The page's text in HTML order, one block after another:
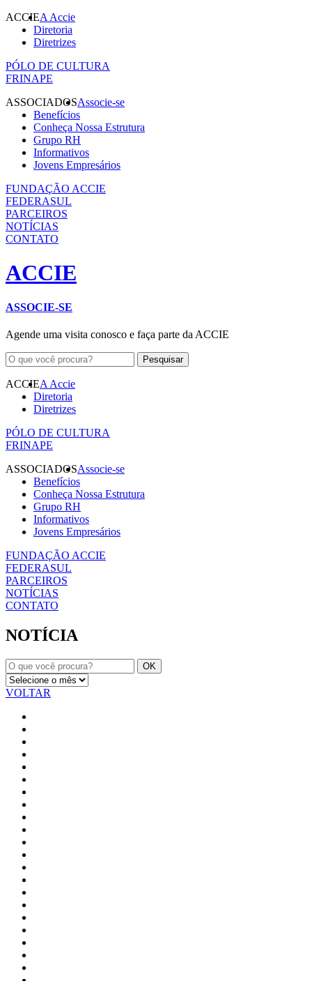
ACCIEA Accie
Diretoria
Diretrizes
PÓLO DE CULTURA
FRINAPE
ASSOCIADOSAssocie-se
Benefícios
Conheça Nossa Estrutura
Grupo RH
Informativos
Jovens Empresários
FUNDAÇÃO ACCIE
FEDERASUL
PARCEIROS
NOTÍCIAS
CONTATO
ACCIE
ASSOCIE-SE
Agende uma visita conosco e faça parte da ACCIE
ACCIEA Accie
Diretoria
Diretrizes
PÓLO DE CULTURA
FRINAPE
ASSOCIADOSAssocie-se
Benefícios
Conheça Nossa Estrutura
Grupo RH
Informativos
Jovens Empresários
FUNDAÇÃO ACCIE
FEDERASUL
PARCEIROS
NOTÍCIAS
CONTATO
NOTÍCIA
VOLTAR